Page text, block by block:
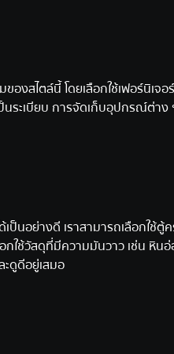
งสไตล์นี้ โดยเลือกใช้เฟอร์นิเจอ
นระเบียบ การจัดเก็บอุปกรณ์ต่าง
ป็นอย่างดี เราสามารถเลือกใช้ตู้
ใช้วัสดุที่มีความมันวาว เช่น หิน
ะดูดีอยู่เสมอ